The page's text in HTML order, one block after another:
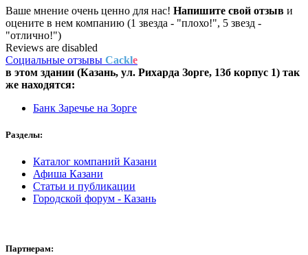
Ваше мнение очень ценно для нас! Напишите свой отзыв и
оцените в нем компанию (1 звезда - "плохо!", 5 звезд -
"отлично!")
Reviews are disabled
Социальные отзывы Cackle
в этом здании (Казань, ул. Рихарда Зорге, 13б корпус 1) так
же находятся:
Банк Заречье на Зорге
Разделы:
Каталог компаний Казани
Афиша Казани
Статьи и публикации
Городской форум - Казань
Партнерам: